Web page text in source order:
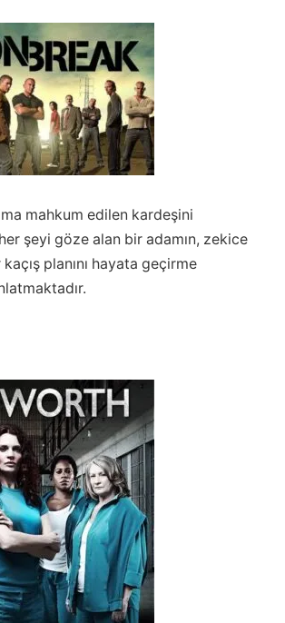
mahkum edilen kardeşini
şeyi göze alan bir adamın, zekice
planını hayata geçirme